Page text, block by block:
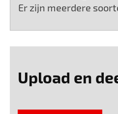
Er zijn meerdere
Upload en